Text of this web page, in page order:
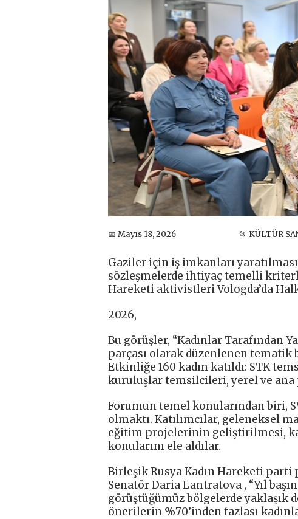
📅 Mayıs 18, 2026 📂 KÜLTÜR
Gaziler için iş imkanları
sözleşmelerde ihtiyaç temelli
Hareketi aktivistleri Vologda’da
2026,
Bu görüşler, “Kadınlar Tarafından
parçası olarak düzenlenen
Etkinliğe 160 kadın katıldı: STK
kuruluşlar temsilcileri, yerel ve
Forumun temel konularından biri,
olmaktı. Katılımcılar, geleneksel
eğitim projelerinin geliştirilmesi,
konularını ele aldılar.
Birleşik Rusya Kadın Hareketi
Senatör Daria Lantratova , “Yıl
görüştüğümüz bölgelerde
önerilerin %70’inden fazlası